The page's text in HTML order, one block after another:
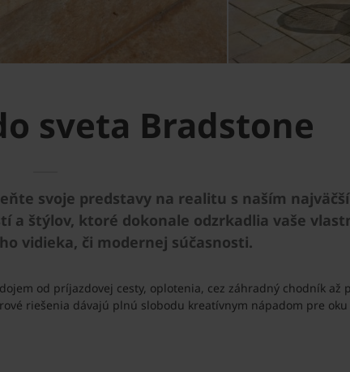
sveta Bradstone
svoje predstavy na realitu s naším
štýlov, ktoré dokonale odzrkadlia vaše
vidieka, či modernej súčasnosti.
od príjazdovej cesty, oplotenia, cez záhradný chodník až
riešenia dávajú plnú slobodu kreatívnym nápadom pre